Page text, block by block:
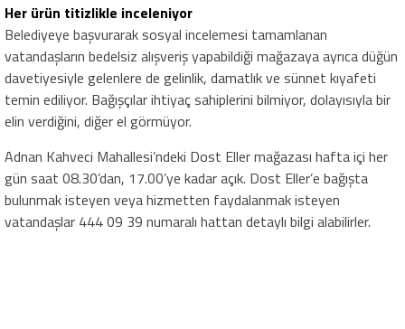
Her ürün titizlikle inceleniyor
Belediyeye başvurarak sosyal incelemesi tamamlanan
vatandaşların bedelsiz alışveriş yapabildiği mağazaya ayrıca düğün
davetiyesiyle gelenlere de gelinlik, damatlık ve sünnet kıyafeti
temin ediliyor. Bağışçılar ihtiyaç sahiplerini bilmiyor, dolayısıyla bir
elin verdiğini, diğer el görmüyor.
Adnan Kahveci Mahallesi’ndeki Dost Eller mağazası hafta içi her
gün saat 08.30’dan, 17.00’ye kadar açık. Dost Eller’e bağışta
bulunmak isteyen veya hizmetten faydalanmak isteyen
vatandaşlar 444 09 39 numaralı hattan detaylı bilgi alabilirler.